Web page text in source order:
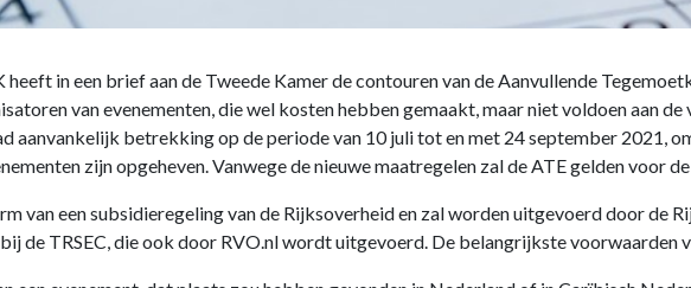
heeft in een brief aan de Tweede Kamer de contouren van de Aanvullende
van evenementen, die wel kosten hebben gemaakt, maar niet voldoen aan
aanvankelijk betrekking op de periode van 10 juli tot en met 24 september 2021,
zijn opgeheven. Vanwege de nieuwe maatregelen zal de ATE gelden voor
van een subsidieregeling van de Rijksoverheid en zal worden uitgevoerd door de
de TRSEC, die ook door RVO.nl wordt uitgevoerd. De belangrijkste voorwaarden